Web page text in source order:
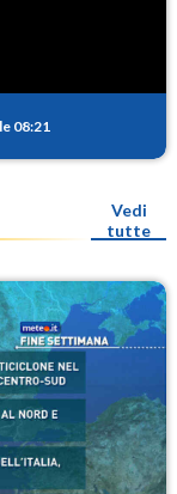
08:21
Vedi
tutte